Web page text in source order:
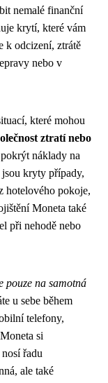
nemalé finanční
krytí, které vám
k odcizení, ztrátě
nebo v
které mohou
ztratí nebo
náklady na
kryty případy,
hotelového pokoje,
Moneta také
při nehodě nebo
pouze na samotná
u sebe během
telefony,
si
řadu
ale také